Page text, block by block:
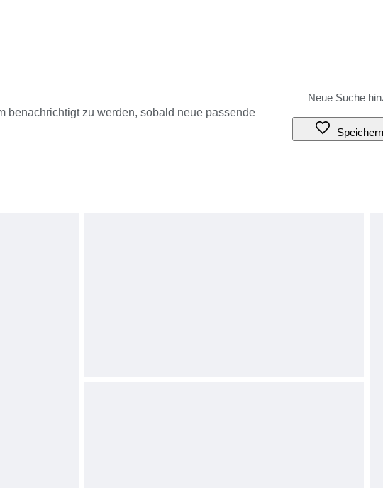
benachrichtigt zu werden, sobald neue passende
Speichern